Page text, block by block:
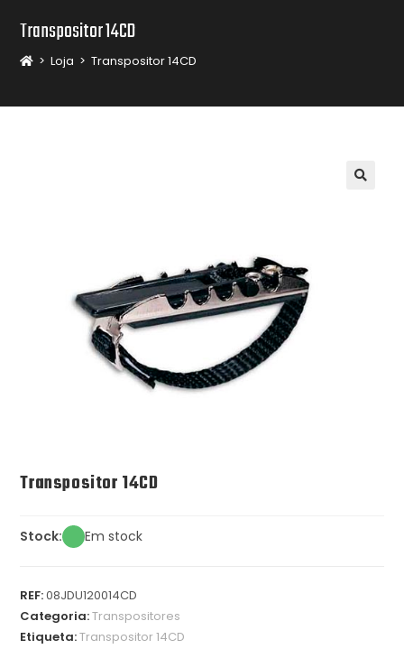
Transpositor 14CD
> Loja > Transpositor 14CD
Transpositor 14CD
Stock: Em stock
REF:08JDU120014CD
Categoria:Transpositores
Etiqueta:Transpositor 14CD